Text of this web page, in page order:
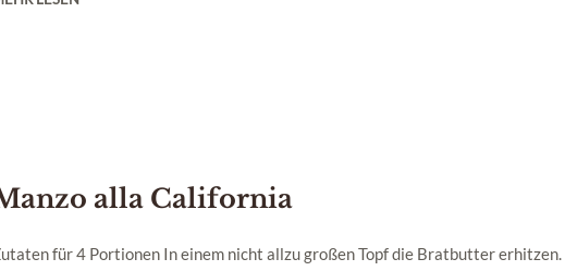
alla California
für 4 Portionen In einem nicht allzu großen Topf die Bratbutter erhitzen.